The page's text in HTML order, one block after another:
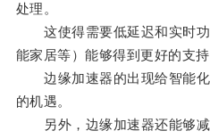
处理。
这使得需要低延迟和实时功
能家居等）能够得到更好的支持
边缘加速器的出现给智能化
的机遇。
另外，边缘加速器还能够减